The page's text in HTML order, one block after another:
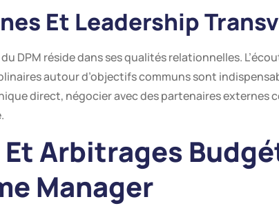
Et Leadership
DPM réside dans ses qualités relationnelles.
autour d’objectifs communs sont
direct, négocier avec des partenaires externes
Arbitrages
Manager